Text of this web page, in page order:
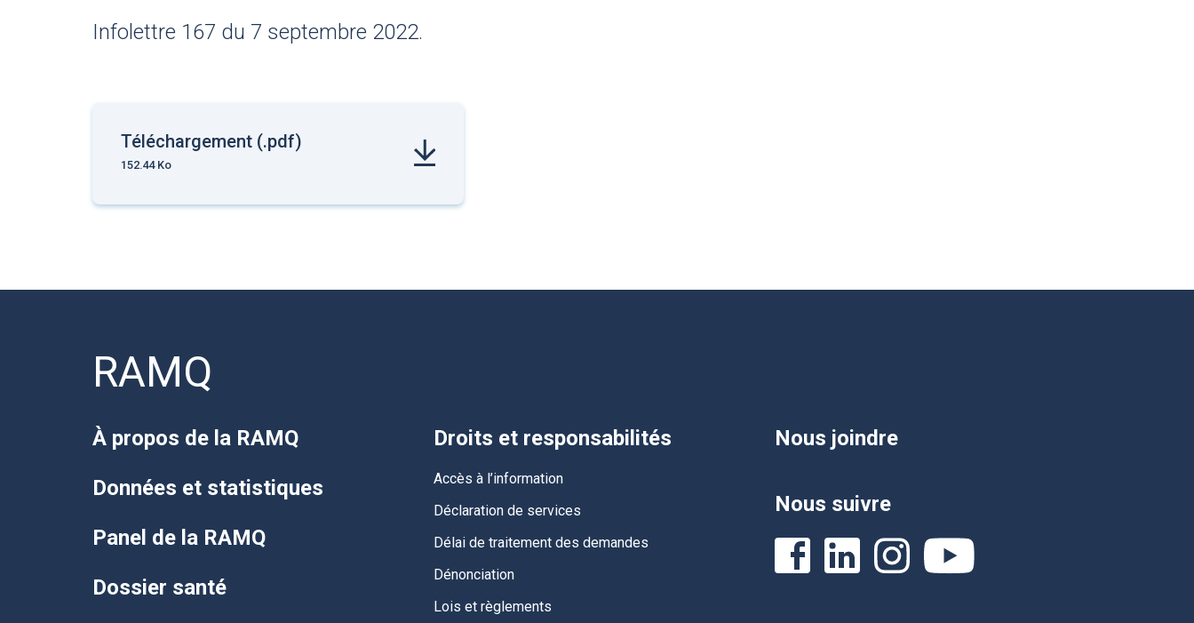
Infolettre 167 du 7 septembre 2022.
Téléchargement (.pdf)
152.44 Ko
RAMQ
À propos de la RAMQ
Données et statistiques
Panel de la RAMQ
Dossier santé
Droits et responsabilités
Accès à l’information
Déclaration de services
Délai de traitement des demandes
Dénonciation
Lois et règlements
Nous joindre
Nous suivre